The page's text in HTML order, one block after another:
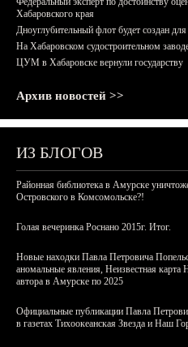
Хабаровского края
Дноуглубительный флот будет создан
На Хабаровском судостроительном
ЦУМ в Хабаровске вернули государству
Архив новостей >>
ИЗ БЛОГОВ
Районная библиотека в Амурске
Островского в Комсомольске?!
Голая вечеринка Роснано 2015г. Итог.
Новые находки Павла Петровича
аномальные явления, Неизвестная
автора в Амурске по 2025
Официальные публикации Павла
в газетах Тихоокеанская Звезда и Наш